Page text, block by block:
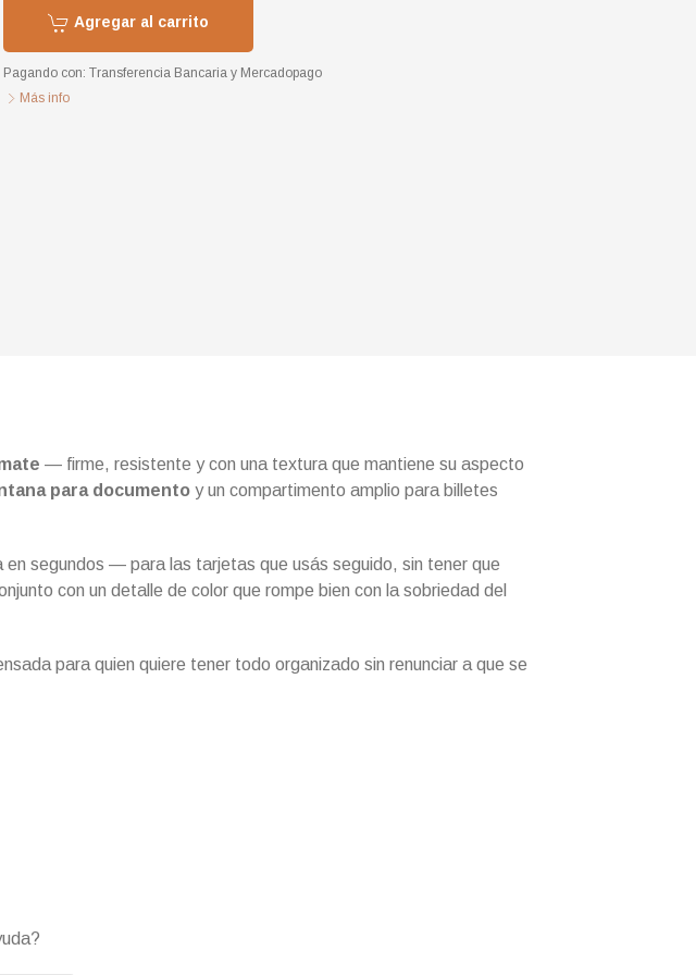
Agregar al carrito
Pagando con: Transferencia Bancaria y Mercadopago
Más info
— firme, resistente y con una textura que mantiene su aspecto
para documento y un compartimento amplio para billetes
segundos — para las tarjetas que usás seguido, sin tener que
con un detalle de color que rompe bien con la sobriedad del
para quien quiere tener todo organizado sin renunciar a que se